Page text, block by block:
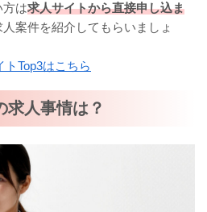
は求人サイトから直接申し込ま
案件を紹介してもらいましょ
Top3はこちら
求人事情は？